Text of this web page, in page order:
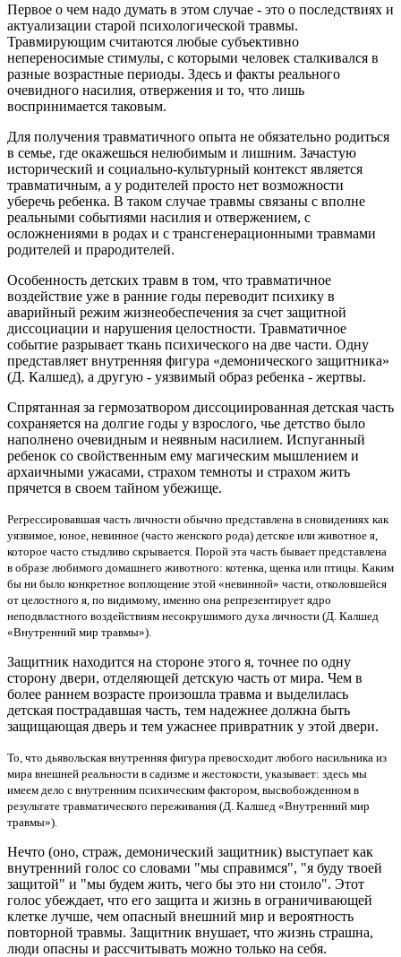
Первое о чем надо думать в этом случае - это о последствиях и
актуализации старой психологической травмы.
Травмирующим считаются любые субъективно
непереносимые стимулы, с которыми человек сталкивался в
разные возрастные периоды. Здесь и факты реального
очевидного насилия, отвержения и то, что лишь
воспринимается таковым.
Для получения травматичного опыта не обязательно родиться
в семье, где окажешься нелюбимым и лишним. Зачастую
исторический и социально-культурный контекст является
травматичным, а у родителей просто нет возможности
уберечь ребенка. В таком случае травмы связаны с вполне
реальными событиями насилия и отвержением, с
осложнениями в родах и с трансгенерационными травмами
родителей и прародителей.
Особенность детских травм в том, что травматичное
воздействие уже в ранние годы переводит психику в
аварийный режим жизнеобеспечения за счет защитной
диссоциации и нарушения целостности. Травматичное
событие разрывает ткань психического на две части. Одну
представляет внутренняя фигура «демонического защитника»
(Д. Калшед), а другую - уязвимый образ ребенка - жертвы.
Спрятанная за гермозатвором диссоциированная детская часть
сохраняется на долгие годы у взрослого, чье детство было
наполнено очевидным и неявным насилием. Испуганный
ребенок со свойственным ему магическим мышлением и
архаичными ужасами, страхом темноты и страхом жить
прячется в своем тайном убежище.
Регрессировавшая часть личности обычно представлена в сновидениях как
уязвимое, юное, невинное (часто женского рода) детское или животное я,
которое часто стыдливо скрывается. Порой эта часть бывает представлена
в образе любимого домашнего животного: котенка, щенка или птицы. Каким
бы ни было конкретное воплощение этой «невинной» части, отколовшейся
от целостного я, по видимому, именно она репрезентирует ядро
неподвластного воздействиям несокрушимого духа личности (Д. Калшед
«Внутренний мир травмы»).
Защитник находится на стороне этого я, точнее по одну
сторону двери, отделяющей детскую часть от мира. Чем в
более раннем возрасте произошла травма и выделилась
детская пострадавшая часть, тем надежнее должна быть
защищающая дверь и тем ужаснее привратник у этой двери.
То, что дьявольская внутренняя фигура превосходит любого насильника из
мира внешней реальности в садизме и жестокости, указывает: здесь мы
имеем дело с внутренним психическим фактором, высвобожденном в
результате травматического переживания (Д. Калшед «Внутренний мир
травмы»).
Нечто (оно, страж, демонический защитник) выступает как
внутренний голос со словами "мы справимся", "я буду твоей
защитой" и "мы будем жить, чего бы это ни стоило". Этот
голос убеждает, что его защита и жизнь в ограничивающей
клетке лучше, чем опасный внешний мир и вероятность
повторной травмы. Защитник внушает, что жизнь страшна,
люди опасны и рассчитывать можно только на себя.